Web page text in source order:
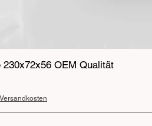
230x72x56 OEM Qualität